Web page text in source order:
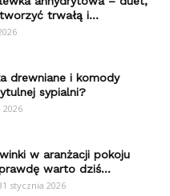
trwałą i...
drewniane i komody
sypialni?
w aranżacji pokoju
warto dziś...
stycznia 2026